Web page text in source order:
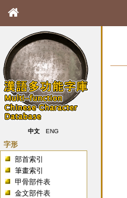
中文 ENG
字形
部首索引
筆畫索引
甲骨部件表
金文部件表